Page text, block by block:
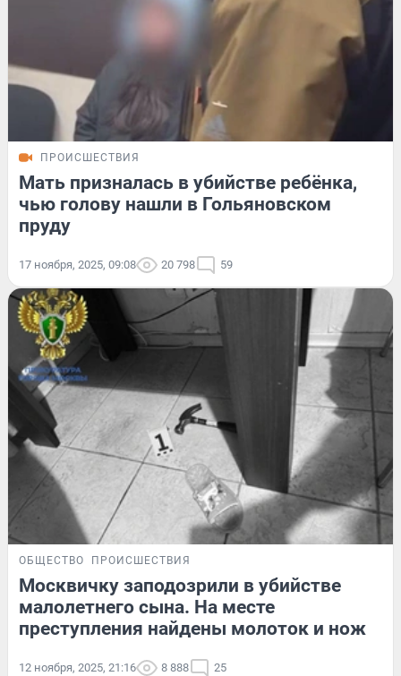
ПРОИСШЕСТВИЯ
Мать призналась в убийстве ребёнка,
чью голову нашли в Гольяновском
пруду
17 ноября, 2025, 09:08 20 798 59
ОБЩЕСТВО ПРОИСШЕСТВИЯ
Москвичку заподозрили в убийстве
малолетнего сына. На месте
преступления найдены молоток и нож
12 ноября, 2025, 21:16 8 888 25